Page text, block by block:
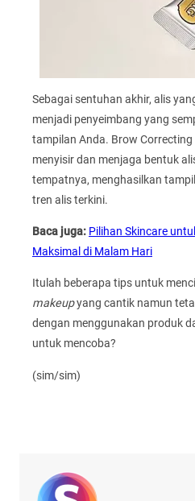
Sebagai sentuhan akhir, alis
menjadi penyeimbang yang
tampilan Anda. Brow
menyisir dan menjaga bentuk
tempatnya, menghasilkan
tren alis terkini.
Baca juga: Pilihan Skincare
Maksimal di Malam Hari
Itulah beberapa tips untuk
makeupyang cantik namun
dengan menggunakan produk
untuk mencoba?
(sim/sim)